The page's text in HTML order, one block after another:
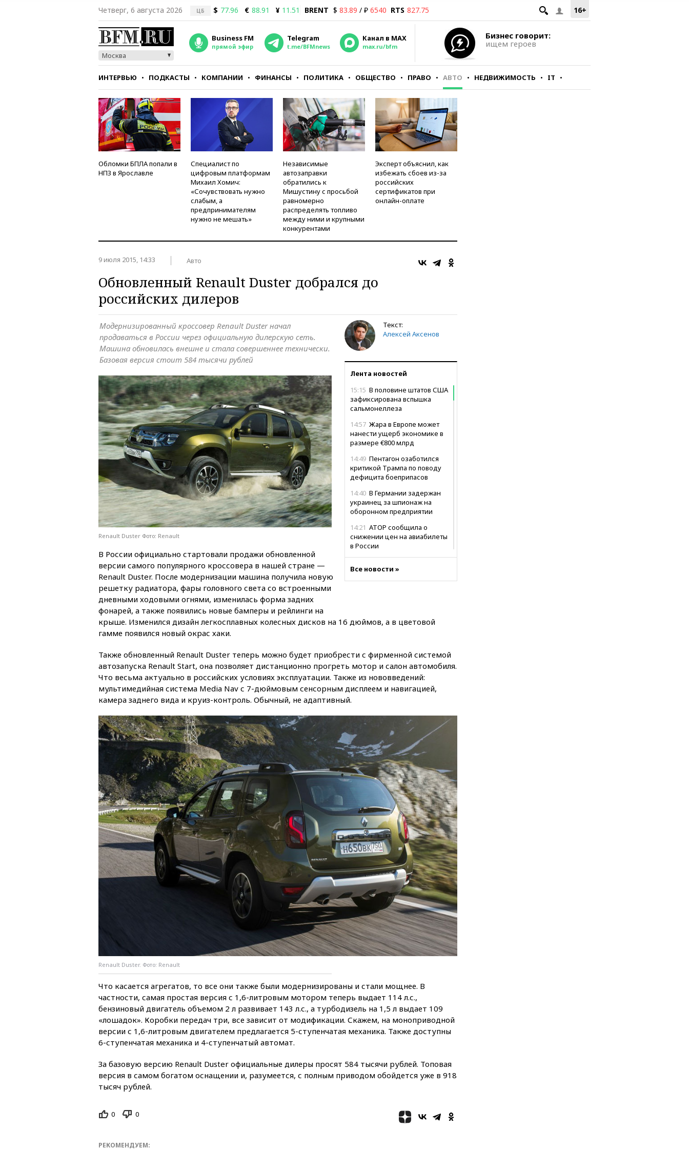
16+
Четверг, 6 августа 2026 ЦБ $ 77.96 € 88.91 ¥ 11.51 BRENT $ 83.89 / ₽ 6540 RTS 827.75
Москва
Business FM
прямой эфир
Telegram
t.me/BFMnews
Канал в MAX
max.ru/bfm
Бизнес говорит:
ищем героев
ИНТЕРВЬЮ ПОДКАСТЫ КОМПАНИИ ФИНАНСЫ ПОЛИТИКА ОБЩЕСТВО ПРАВО АВТО НЕДВИЖИМОСТЬ IT
СТИЛЬ ТЕСТЫ
Обломки БПЛА попали в
НПЗ в Ярославле
Специалист по
цифровым платформам
Михаил Хомич:
«Сочувствовать нужно
слабым, а
предпринимателям
нужно не мешать»
Независимые
автозаправки
обратились к
Мишустину с просьбой
равномерно
распределять топливо
между ними и крупными
конкурентами
Эксперт объяснил, как
избежать сбоев из-за
российских
сертификатов при
онлайн-оплате
9 июля 2015, 14:33 Авто
Обновленный Renault Duster добрался до
российских дилеров
Текст:
Алексей Аксенов
Лента новостей
15:15 В половине штатов США
зафиксирована вспышка
сальмонеллеза
14:57 Жара в Европе может
нанести ущерб экономике в
размере €800 млрд
14:49 Пентагон озаботился
критикой Трампа по поводу
дефицита боеприпасов
14:40 В Германии задержан
украинец за шпионаж на
оборонном предприятии
14:21 АТОР сообщила о
снижении цен на авиабилеты
в России
произошел в рунете
13:58Медведев назвал
новый тоннель зеленой ветки
метро
13:38 В эфире «Радиостанции
Судного дня» прозвучали три
13:29Восемь человек
пострадали при наезде
автомобиля на толпу в Омске
13:19WP: Трамп определился
со своим преемником
13:13СК возбудил дело по
факту гибели женщины и
ребенка в Раменском
12:57В Луганске при ракетном
ударе ВСУ по складу
пострадали пять человек
12:44МВД: число
преступлений, связанных с
отмыванием денег, достигло
рекордного показателя
12:40В Подмосковье
женщина и трехлетний
ребенок погибли при падении
из окна
12:22 В России с 1 сентября
изменятся билеты на
общественный транспорт
сделки по открытию
Ормузского пролива
11:58 Politico: США
восстановили обмен
разведданными с Украиной
России
11:37В Ярославской области
МИД России ответил на
критику мэра Хиросимы в
Все новости »
Модернизированный кроссовер Renault Duster начал
продаваться в России через официальную дилерскую сеть.
Машина обновилась внешне и стала совершеннее технически.
Базовая версия стоит 584 тысячи рублей
Renault Duster Фото: Renault
В России официально стартовали продажи обновленной
версии самого популярного кроссовера в нашей стране —
Renault Duster. После модернизации машина получила новую
решетку радиатора, фары головного света со встроенными
дневными ходовыми огнями, изменилась форма задних
фонарей, а также появились новые бамперы и рейлинги на
крыше. Изменился дизайн легкосплавных колесных дисков на 16 дюймов, а в цветовой
гамме появился новый окрас хаки.
Также обновленный Renault Duster теперь можно будет приобрести с фирменной системой
автозапуска Renault Start, она позволяет дистанционно прогреть мотор и салон автомобиля.
Что весьма актуально в российских условиях эксплуатации. Также из нововведений:
мультимедийная система Media Nav с 7-дюймовым сенсорным дисплеем и навигацией,
камера заднего вида и круиз-контроль. Обычный, не адаптивный.
Renault Duster. Фото: Renault
Что касается агрегатов, то все они также были модернизированы и стали мощнее. В
частности, самая простая версия с 1,6-литровым мотором теперь выдает 114 л.с.,
бензиновый двигатель объемом 2 л развивает 143 л.с., а турбодизель на 1,5 л выдает 109
«лошадок». Коробки передач три, все зависит от модификации. Скажем, на моноприводной
версии с 1,6-литровым двигателем предлагается 5-ступенчатая механика. Также доступны
6-ступенчатая механика и 4-ступенчатый автомат.
За базовую версию Renault Duster официальные дилеры просят 584 тысячи рублей. Топовая
версия в самом богатом оснащении и, разумеется, с полным приводом обойдется уже в 918
тысяч рублей.
0 0
РЕКОМЕНДУЕМ: